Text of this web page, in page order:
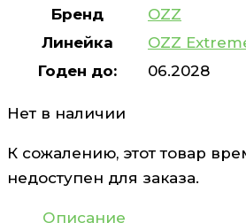
Бренд
OZZ
Линейка
OZZ
Годен до:
06.2028
Нет в наличии
К сожалению, этот товар
недоступен для заказа.
Описание